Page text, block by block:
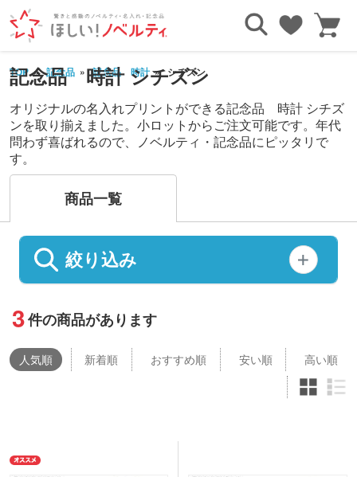
TOP 記念品 記念品 時計 シチズン
記念品 時計 シチズン
オリジナルの名入れプリントができる記念品 時計 シチズ
ンを取り揃えました。小ロットからご注文可能です。年代
問わず喜ばれるので、ノベルティ・記念品にピッタリで
す。
商品一覧
絞り込み
3件の商品があります
人気順 新着順 おすすめ順 安い順 高い順